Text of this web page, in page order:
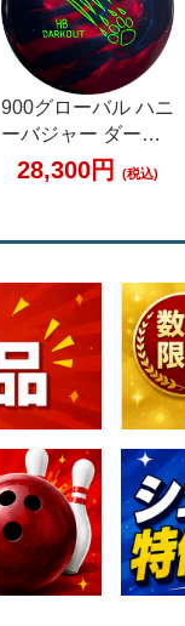
900グローバル ハニ
ーバジャー ダーク
アウト
28,300円 (税込)